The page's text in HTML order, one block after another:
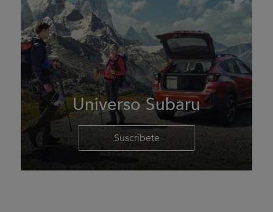
Universo Subaru
Suscríbete